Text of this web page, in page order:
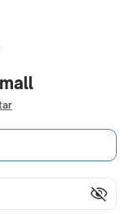
visibility_off